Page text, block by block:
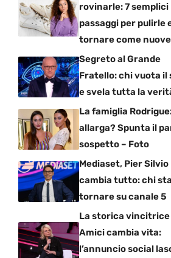
rovinarle: 7 semplici
passaggi per pulirle
tornare come nuove
Segreto al Grande
Fratello: chi vuota il
e svela tutta la
La famiglia
allarga? Spunta il
sospetto – Foto
Mediaset, Pier Silvio
cambia tutto: chi
tornare su canale 5
La storica vincitrice
Amici cambia vita:
l’annuncio social